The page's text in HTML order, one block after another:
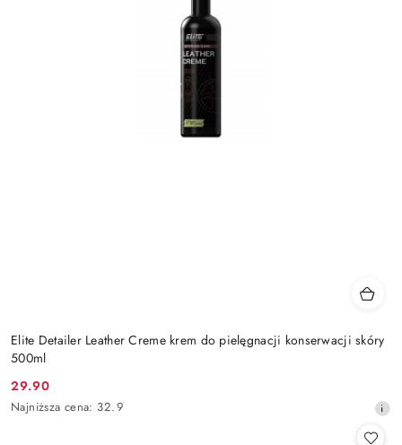
Elite Detailer Leather Creme krem do pielęgnacji konserwacji skóry
500ml
Cena
promocyjna:
29.90
Najniższa
Najniższa cena: 32.9